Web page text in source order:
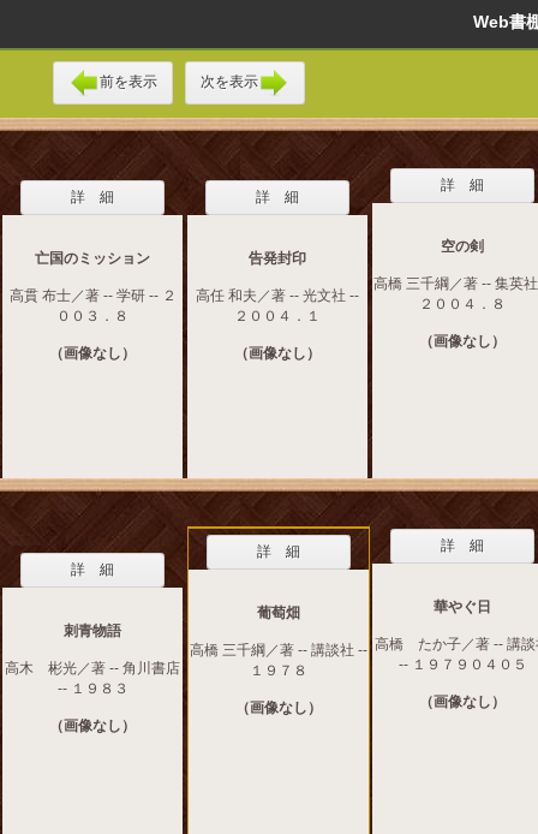
Web
前を表示 次を表示
詳 細
亡国のミッション
高貫 布士／著 -- 学研 -- ２
００３．８
（画像なし）
詳 細
告発封印
高任 和夫／著 -- 光文社 --
２００４．１
（画像なし）
詳 細
空の剣
高橋 三千綱／著 -- 集英
２００４．８
（画像なし）
詳 細
刺青物語
高木 彬光／著 -- 角川書店
-- １９８３
（画像なし）
詳 細
葡萄畑
高橋 三千綱／著 -- 講談社 --
１９７８
（画像なし）
詳 細
華やぐ日
高橋 たか子／著 -- 講談
-- １９７９０４０５
（画像なし）